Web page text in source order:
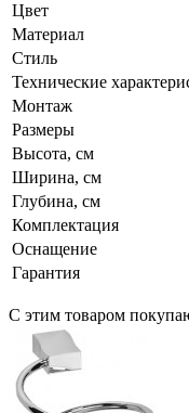
Цвет
Материал
Стиль
Технические
Монтаж
Размеры
Высота, см
Ширина, см
Глубина, см
Комплектация
Оснащение
Гарантия
С этим товаром